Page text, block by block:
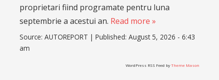
proprietari fiind programate pentru luna
septembrie a acestui an. Read more »
Source: AUTOREPORT | Published: August 5, 2026 - 6:43
am
WordPress RSS Feed byTheme Mason